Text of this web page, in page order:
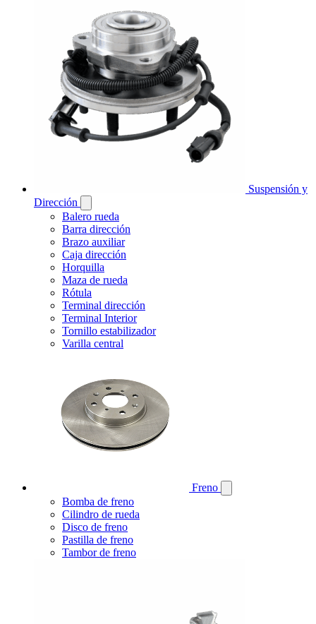
Suspensión y
Dirección
Balero rueda
Barra dirección
Brazo auxiliar
Caja dirección
Horquilla
Maza de rueda
Rótula
Terminal dirección
Terminal Interior
Tornillo estabilizador
Varilla central
Freno
Bomba de freno
Cilindro de rueda
Disco de freno
Pastilla de freno
Tambor de freno